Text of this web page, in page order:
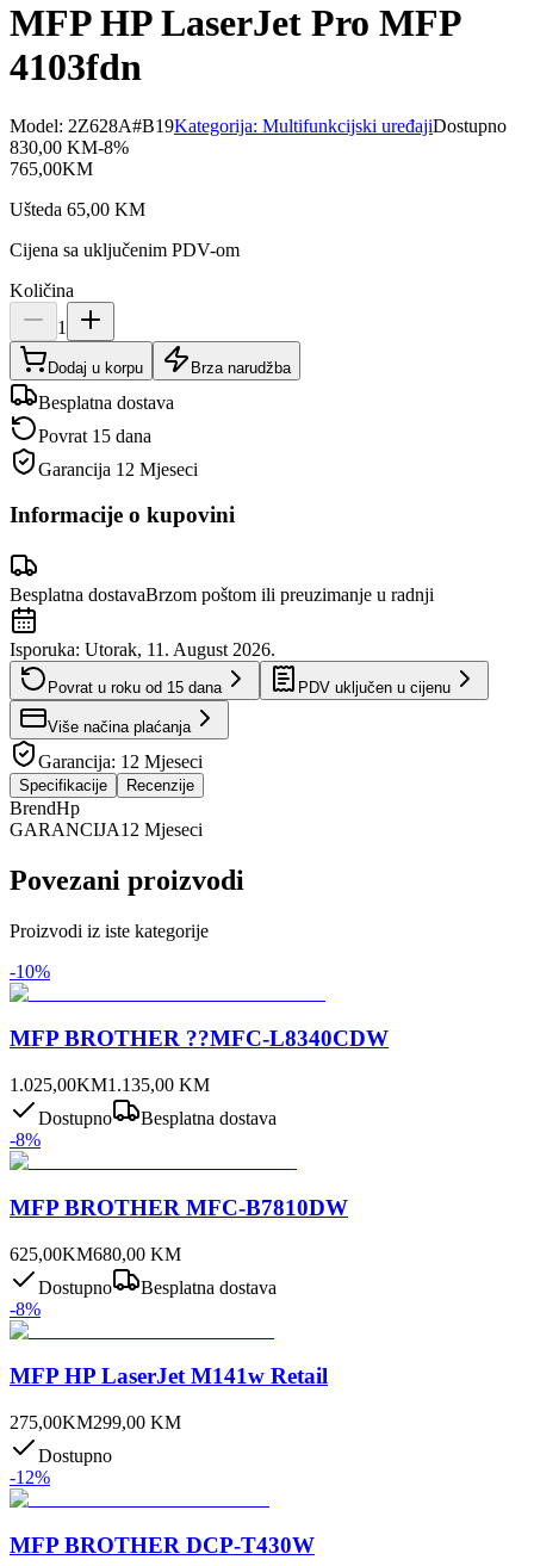
MFP HP LaserJet Pro MFP
4103fdn
Model: 2Z628A#B19Kategorija: Multifunkcijski uređajiDostupno
830,00 KM-8%
765,00KM
Ušteda 65,00 KM
Cijena sa uključenim PDV-om
Količina
1
Dodaj u korpu Brza narudžba
Besplatna dostava
Povrat 15 dana
Garancija 12 Mjeseci
Informacije o kupovini
Besplatna dostavaBrzom poštom ili preuzimanje u radnji
Isporuka: Utorak, 11. August 2026.
Povrat u roku od 15 dana PDV uključen u cijenu
Više načina plaćanja
Garancija: 12 Mjeseci
Specifikacije Recenzije
BrendHp
GARANCIJA12 Mjeseci
Povezani proizvodi
Proizvodi iz iste kategorije
-10%
MFP BROTHER ??MFC-L8340CDW
1.025,00KM1.135,00 KM
Dostupno
Besplatna dostava
-8%
MFP BROTHER MFC-B7810DW
625,00KM680,00 KM
Dostupno
Besplatna dostava
-8%
MFP HP LaserJet M141w Retail
275,00KM299,00 KM
Dostupno
-12%
MFP BROTHER DCP-T430W